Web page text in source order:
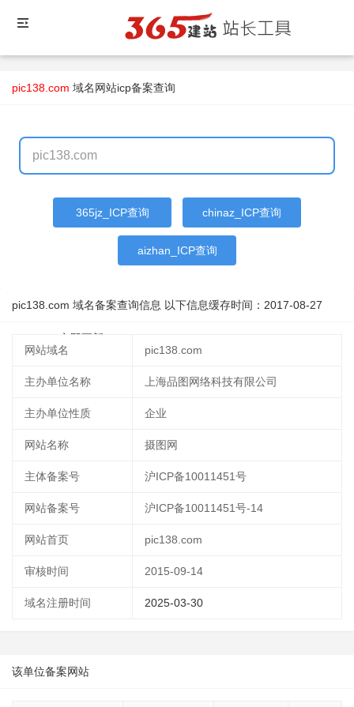
pic138.com 域名网站icp备案查询
365jz_ICP查询 chinaz_ICP查询
aizhan_ICP查询
pic138.com 域名备案查询信息 以下信息缓存时间： 2017-08-27
立即更新
网站域名
pic138.com
主办单位名称 上海品图网络科技有限公司
主办单位性质 企业
网站名称 摄图网
主体备案号 沪ICP备10011451号
网站备案号 沪ICP备10011451号-14
网站首页 pic138.com
审核时间 2015-09-14
域名注册时间 2025-03-30
该单位备案网站